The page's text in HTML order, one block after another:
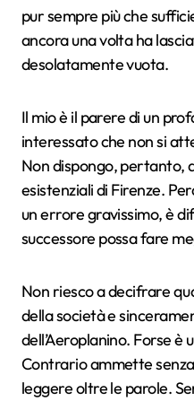
pur sempre più che
ancora una volta ha
desolatamente vuota.
Il mio è il parere di un
interessato che non si
Non dispongo, pertanto,
esistenziali di Firenze.
un errore gravissimo, è
successore possa fare
Non riesco a decifrare
della società e
dell’Aeroplanino. Forse è
Contrario ammette
leggere oltre le parole.